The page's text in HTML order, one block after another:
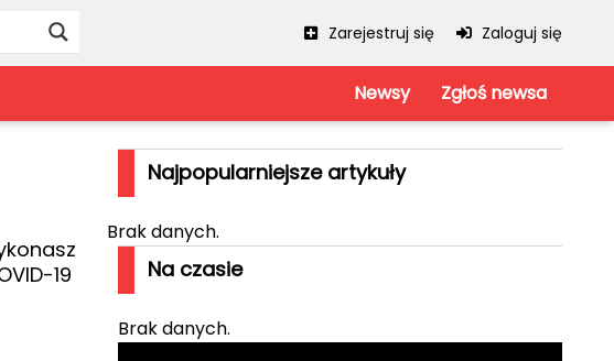
Zarejestruj się Zaloguj się
Zagłębie Miedziowe
Ząbkowice Śląskie
Redakcja Serwis
Regulamin
Polityka prywatności
Newsy Zgłoś newsa
19
Najpopularniejsze artykuły
Brak danych.
Na czasie
Brak danych.